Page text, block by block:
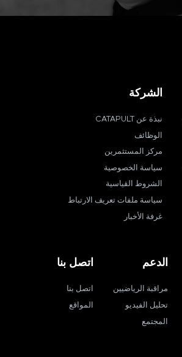
الشركة
نبذة عن CATAPULT
الوظائف
مركز المستثمرين
سياسة الخصوصية
الشروط القياسية
سياسة ملفات تعريف الارتباط
غرفة الأخبار
الدعم
مراقبة الرياضيين
تحليل الفيديو
المجتمع
اتصل بنا
اتصل بنا
المواقع